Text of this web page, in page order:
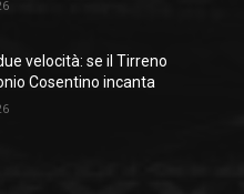
velocità: se il Tirreno
Cosentino incanta